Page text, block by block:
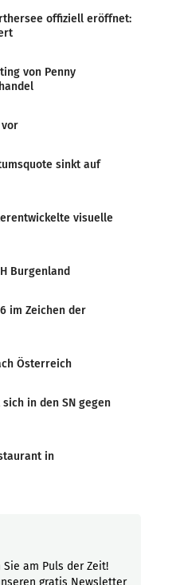
offiziell eröffnet:
von Penny
vor
sinkt auf
visuelle
Burgenland
im Zeichen der
Österreich
in den SN gegen
in
am Puls der Zeit!
gratis Newsletter